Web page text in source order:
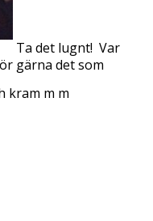
Ta det lugnt! Var
gärna det som
kram m m